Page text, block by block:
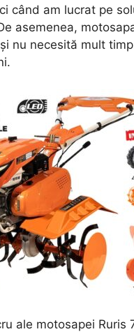
când am lucrat pe
asemenea,
nu necesită mult
ale motosapei Ruris